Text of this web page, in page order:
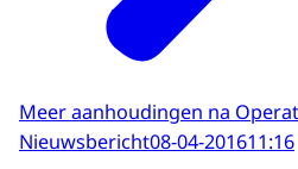
Meer aanhoudingen na
Nieuwsbericht08-04-201611:16